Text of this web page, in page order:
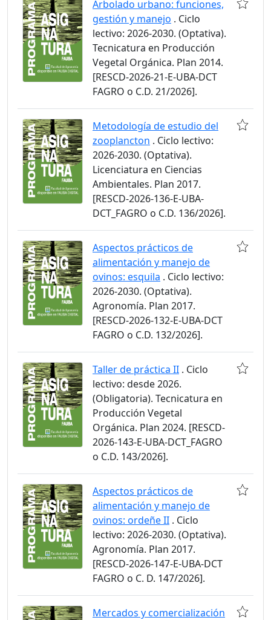
Arbolado urbano: funciones,
gestión y manejo . Ciclo
lectivo: 2026-2030. (Optativa).
Tecnicatura en Producción
Vegetal Orgánica. Plan 2014.
[RESCD-2026-21-E-UBA-DCT
FAGRO o C.D. 21/2026].
Metodología de estudio del
zooplancton . Ciclo lectivo:
2026-2030. (Optativa).
Licenciatura en Ciencias
Ambientales. Plan 2017.
[RESCD-2026-136-E-UBA-
DCT_FAGRO o C.D. 136/2026].
Aspectos prácticos de
alimentación y manejo de
ovinos: esquila . Ciclo lectivo:
2026-2030. (Optativa).
Agronomía. Plan 2017.
[RESCD-2026-132-E-UBA-DCT
FAGRO o C.D. 132/2026].
Taller de práctica II . Ciclo
lectivo: desde 2026.
(Obligatoria). Tecnicatura en
Producción Vegetal
Orgánica. Plan 2024. [RESCD-
2026-143-E-UBA-DCT_FAGRO
o C.D. 143/2026].
Aspectos prácticos de
alimentación y manejo de
ovinos: ordeñe II . Ciclo
lectivo: 2026-2030. (Optativa).
Agronomía. Plan 2017.
[RESCD-2026-147-E-UBA-DCT
FAGRO o C. D. 147/2026].
Mercados y comercialización